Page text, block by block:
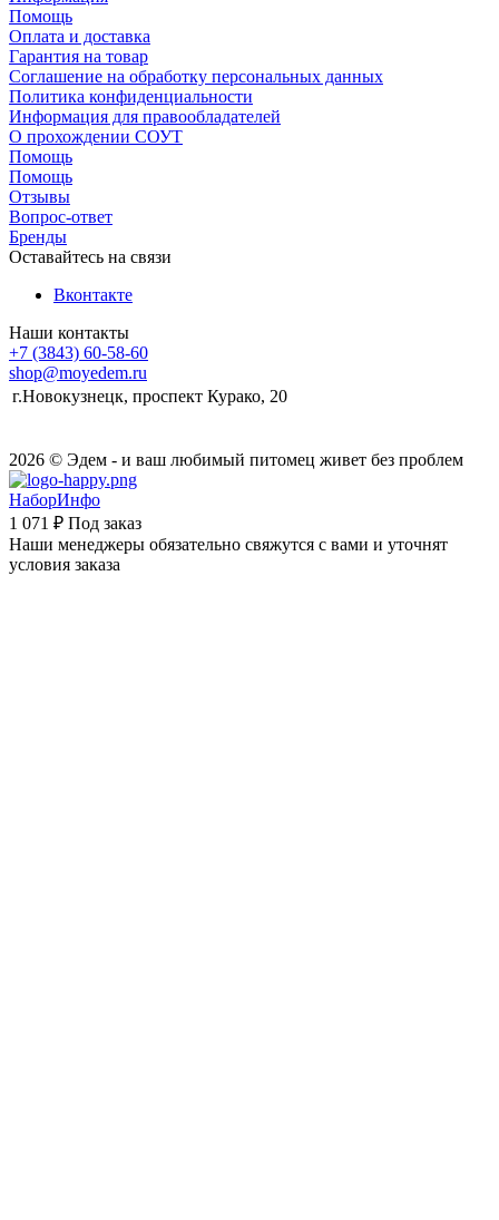
Помощь
Оплата и доставка
Гарантия на товар
Соглашение на обработку персональных данных
Политика конфиденциальности
Информация для правообладателей
О прохождении СОУТ
Помощь
Помощь
Отзывы
Вопрос-ответ
Бренды
Оставайтесь на связи
Вконтакте
Наши контакты
+7 (3843) 60-58-60
shop@moyedem.ru
г.Новокузнецк, проспект Курако, 20
2026 © Эдем - и ваш любимый питомец живет без проблем
НаборИнфо
1 071 ₽ Под заказ
Наши менеджеры обязательно свяжутся с вами и уточнят
условия заказа